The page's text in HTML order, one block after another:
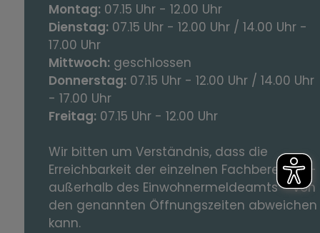
Montag: 07.15 Uhr - 12.00 Uhr
Dienstag: 07.15 Uhr - 12.00 Uhr / 14.00 Uhr -
17.00 Uhr
Mittwoch: geschlossen
Donnerstag: 07.15 Uhr - 12.00 Uhr / 14.00 Uhr
- 17.00 Uhr
Freitag: 07.15 Uhr - 12.00 Uhr
Wir bitten um Verständnis, dass die
Erreichbarkeit der einzelnen Fachbereiche -
außerhalb des Einwohnermeldeamts – von
den genannten Öffnungszeiten abweichen
kann.